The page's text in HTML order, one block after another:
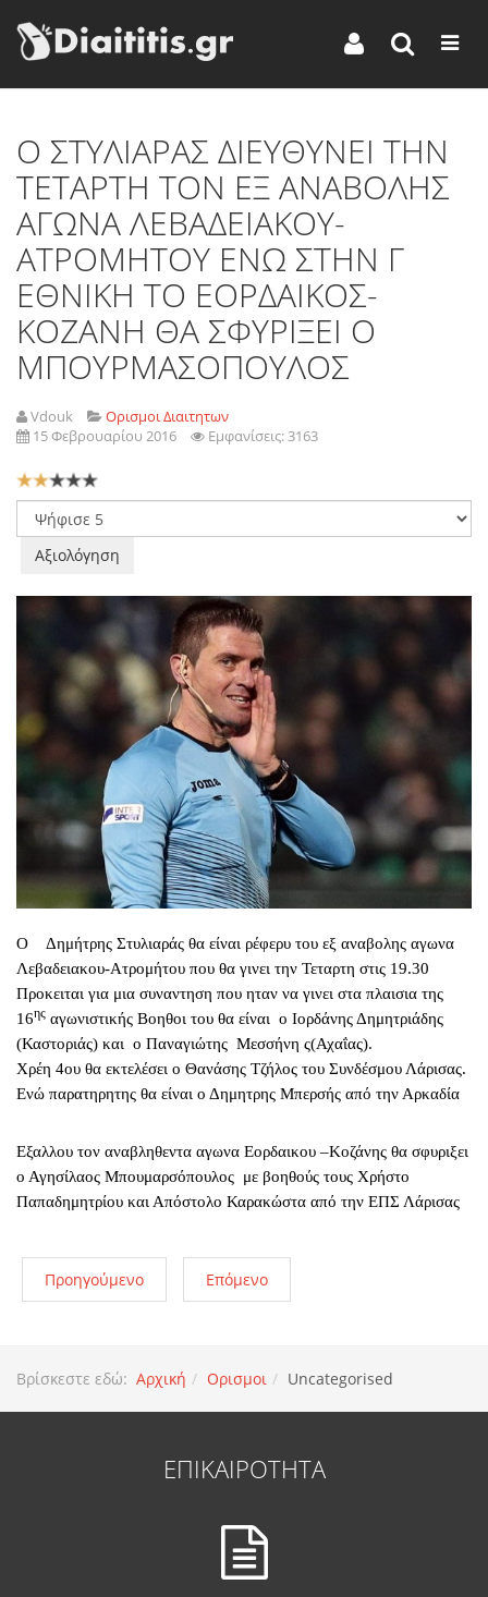
Ο ΣΤΥΛΙΑΡΑΣ ΔΙΕΥΘΥΝΕΙ ΤΗΝ
ΤΕΤΑΡΤΗ ΤΟΝ ΕΞ ΑΝΑΒΟΛΗΣ
ΑΓΩΝΑ ΛΕΒΑΔΕΙΑΚΟΥ-
ΑΤΡΟΜΗΤΟΥ ΕΝΩ ΣΤΗΝ Γ
ΕΘΝΙΚΗ ΤΟ ΕΟΡΔΑΙΚΟΣ-
ΚΟΖΑΝΗ ΘΑ ΣΦΥΡΙΞΕΙ Ο
ΜΠΟΥΡΜΑΣΟΠΟΥΛΟΣ
Vdouk
Ορισμοι Διαιτητων
15 Φεβρουαρίου 2016
Εμφανίσεις: 3163
Αξιολόγηση
Χρήστη:2/5
Παρακαλώ
αξιολογήστε
Ο Δημήτρης Στυλιαράς θα είναι ρέφερυ του εξ αναβολης αγωνα
Λεβαδειακου-Ατρομήτου που θα γινει την Τεταρτη στις 19.30
Προκειται για μια συναντηση που ηταν να γινει στα πλαισια της
16ης αγωνιστικής Βοηθοι του θα είναι ο Ιορδάνης Δημητριάδης
(Καστοριάς) και ο Παναγιώτης Μεσσήνη ς(Αχαΐας).
Χρέη 4ου θα εκτελέσει ο Θανάσης Τζήλος του Συνδέσμου Λάρισας.
Ενώ παρατηρητης θα είναι ο Δημητρης Μπερσής από την Αρκαδία
Εξαλλου τον αναβληθεντα αγωνα Εορδαικου –Κοζάνης θα σφυριξει
ο Αγησίλαος Μπουμαρσόπουλος με βοηθούς τους Χρήστο
Παπαδημητρίου και Απόστολο Καρακώστα από την ΕΠΣ Λάρισας
Προηγούμενο Επόμενο
Βρίσκεστε εδώ: Αρχική Ορισμοι Uncategorised
ΕΠΙΚΑΙΡΟΤΗΤΑ